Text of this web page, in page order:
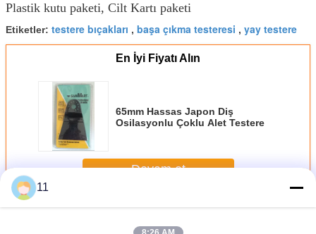
Plastik kutu paketi, Cilt Kartı paketi
Etiketler: testere bıçakları , başa çıkma testeresi , yay testere
En İyi Fiyatı Alın
65mm Hassas Japon Diş
Osilasyonlu Çoklu Alet Testere
Devam et
DahaTilki kuyruğu bıçakları
11